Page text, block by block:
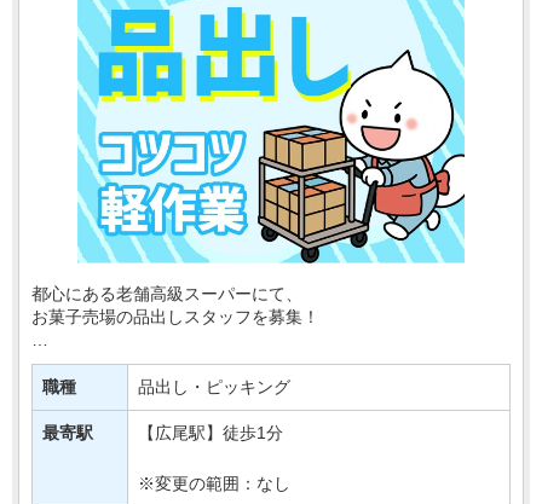
都心にある老舗高級スーパーにて、
お菓子売場の品出しスタッフを募集！
日本各地や世界のこだわりのお菓子が並ぶ売場で、
楽しく働きながら売場づくりに関われるお仕事です！
難しい作業はなく、ひとつずつ・・・
職種 品出し・ピッキング
最寄駅 【広尾駅】徒歩1分
※変更の範囲：なし